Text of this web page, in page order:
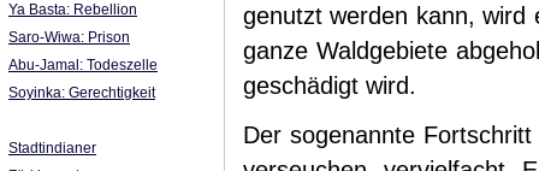
Ya Basta: Rebellion
Saro-Wiwa: Prison
Abu-Jamal: Todeszelle
Soyinka: Gerechtigkeit
Stadtindianer
genutzt werden kann, wird
ganze Waldgebiete
geschädigt wird.
Der sogenannte